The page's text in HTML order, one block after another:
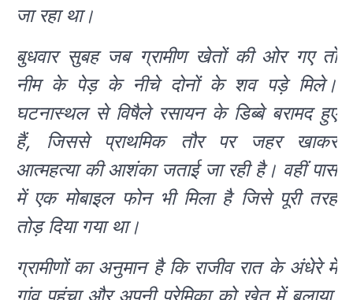
जा रहा था।
बुधवार सुबह जब ग्रामीण खेतों की ओर गए तो
नीम के पेड़ के नीचे दोनों के शव पड़े मिले।
घटनास्थल से विषैले रसायन के डिब्बे बरामद हुए
हैं, जिससे प्राथमिक तौर पर जहर खाकर
आत्महत्या की आशंका जताई जा रही है। वहीं पास
में एक मोबाइल फोन भी मिला है जिसे पूरी तरह
तोड़ दिया गया था।
ग्रामीणों का अनुमान है कि राजीव रात के अंधेरे में